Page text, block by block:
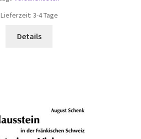
Lieferzeit: 3-4 Tage
Details